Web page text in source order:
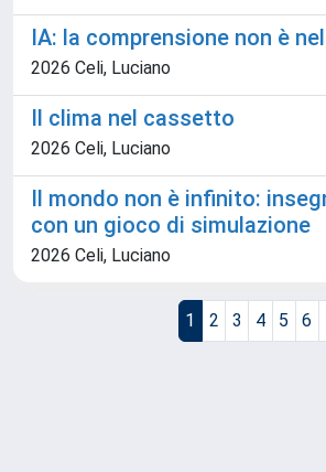
IA: la comprensione non è
2026 Celi, Luciano
Il clima nel cassetto
2026 Celi, Luciano
Il mondo non è infinito:
con un gioco di simulazione
2026 Celi, Luciano
1 2 3 4 5 6